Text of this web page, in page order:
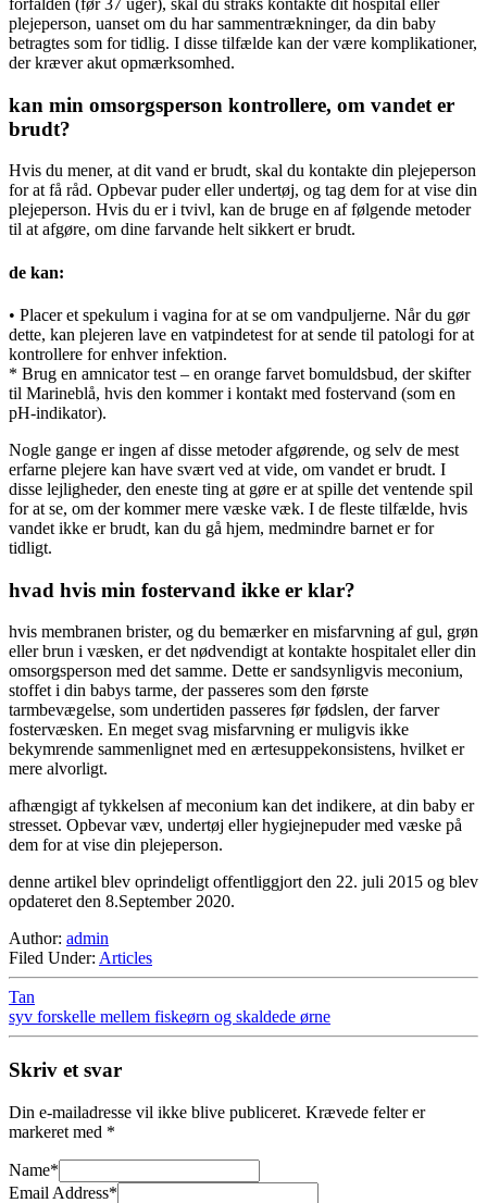
forfalden (før 37 uger), skal du straks kontakte dit hospital eller
plejeperson, uanset om du har sammentrækninger, da din baby
betragtes som for tidlig. I disse tilfælde kan der være komplikationer,
der kræver akut opmærksomhed.
kan min omsorgsperson kontrollere, om vandet er
brudt?
Hvis du mener, at dit vand er brudt, skal du kontakte din plejeperson
for at få råd. Opbevar puder eller undertøj, og tag dem for at vise din
plejeperson. Hvis du er i tvivl, kan de bruge en af følgende metoder
til at afgøre, om dine farvande helt sikkert er brudt.
de kan:
• Placer et spekulum i vagina for at se om vandpuljerne. Når du gør
dette, kan plejeren lave en vatpindetest for at sende til patologi for at
kontrollere for enhver infektion.
* Brug en amnicator test – en orange farvet bomuldsbud, der skifter
til Marineblå, hvis den kommer i kontakt med fostervand (som en
pH-indikator).
Nogle gange er ingen af disse metoder afgørende, og selv de mest
erfarne plejere kan have svært ved at vide, om vandet er brudt. I
disse lejligheder, den eneste ting at gøre er at spille det ventende spil
for at se, om der kommer mere væske væk. I de fleste tilfælde, hvis
vandet ikke er brudt, kan du gå hjem, medmindre barnet er for
tidligt.
hvad hvis min fostervand ikke er klar?
hvis membranen brister, og du bemærker en misfarvning af gul, grøn
eller brun i væsken, er det nødvendigt at kontakte hospitalet eller din
omsorgsperson med det samme. Dette er sandsynligvis meconium,
stoffet i din babys tarme, der passeres som den første
tarmbevægelse, som undertiden passeres før fødslen, der farver
fostervæsken. En meget svag misfarvning er muligvis ikke
bekymrende sammenlignet med en ærtesuppekonsistens, hvilket er
mere alvorligt.
afhængigt af tykkelsen af meconium kan det indikere, at din baby er
stresset. Opbevar væv, undertøj eller hygiejnepuder med væske på
dem for at vise din plejeperson.
denne artikel blev oprindeligt offentliggjort den 22. juli 2015 og blev
opdateret den 8.September 2020.
Author: admin
Filed Under: Articles
Tan
syv forskelle mellem fiskeørn og skaldede ørne
Skriv et svar
Din e-mailadresse vil ikke blive publiceret. Krævede felter er
markeret med *
Name*
Email Address*